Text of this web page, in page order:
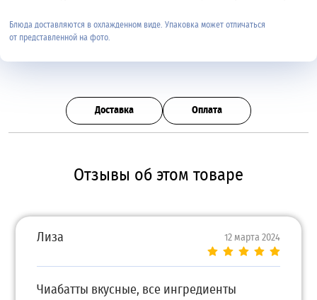
Блюда доставляются в охлажденном виде. Упаковка может отличаться
от представленной на фото.
Доставка Оплата
Отзывы об этом товаре
Лиза 12 марта 2024
Чиабатты вкусные, все ингредиенты